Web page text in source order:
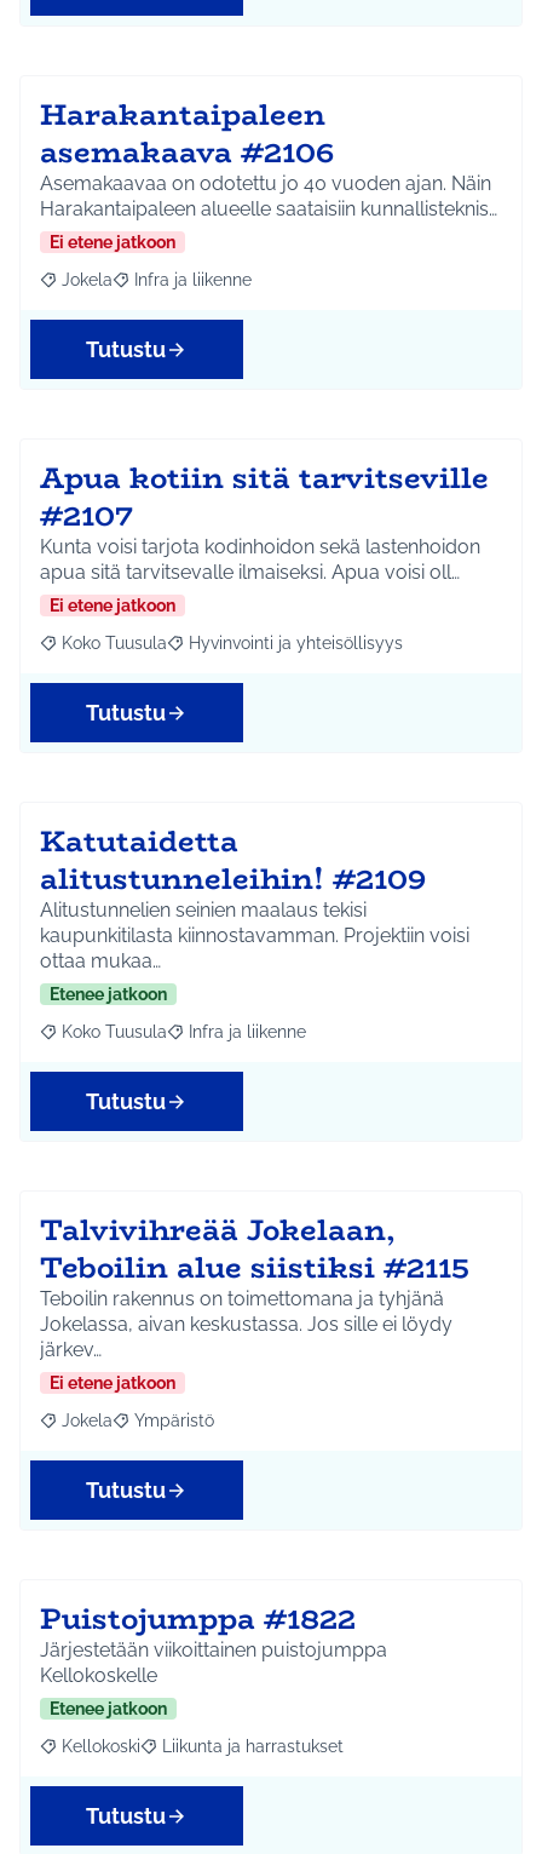
Harakantaipaleen
asemakaava #2106
Asemakaavaa on odotettu jo 40 vuoden ajan. Näin
Harakantaipaleen alueelle saataisiin kunnallisteknis…
Ei etene jatkoon
Rajaa tulokset aihepiirin mukaan: Jokela
Jokela Rajaa tulokset teeman mukaan: Infra ja liikenne
Infra ja liikenne
Tutustu
Apua kotiin sitä tarvitseville
#2107
Kunta voisi tarjota kodinhoidon sekä lastenhoidon
apua sitä tarvitsevalle ilmaiseksi. Apua voisi oll…
Ei etene jatkoon
Rajaa tulokset aihepiirin mukaan: Koko Tuusula
Koko Tuusula Rajaa tulokset teeman mukaan: Hyvinvointi ja
Hyvinvointi ja yhteisöllisyys
Tutustu
Katutaidetta
alitustunneleihin! #2109
Alitustunnelien seinien maalaus tekisi
kaupunkitilasta kiinnostavamman. Projektiin voisi
ottaa mukaa…
Etenee jatkoon
Rajaa tulokset aihepiirin mukaan: Koko Tuusula
Koko Tuusula Rajaa tulokset teeman mukaan: Infra ja liikenne
Infra ja liikenne
Tutustu
Talvivihreää Jokelaan,
Teboilin alue siistiksi #2115
Teboilin rakennus on toimettomana ja tyhjänä
Jokelassa, aivan keskustassa. Jos sille ei löydy
järkev…
Ei etene jatkoon
Rajaa tulokset aihepiirin mukaan: Jokela
Jokela Rajaa tulokset teeman mukaan: Ympäristö
Ympäristö
Tutustu
Puistojumppa #1822
Järjestetään viikoittainen puistojumppa
Kellokoskelle
Etenee jatkoon
Rajaa tulokset aihepiirin mukaan: Kellokoski
Kellokoski Rajaa tulokset teeman mukaan: Liikunta ja
Liikunta ja harrastukset
Tutustu